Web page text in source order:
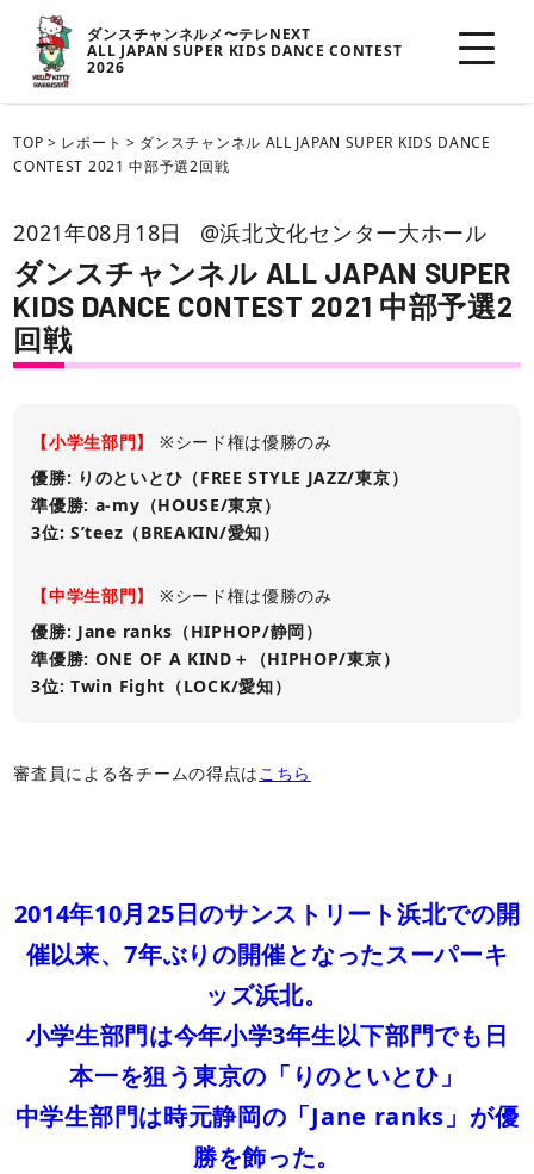
ダンスチャンネルメ〜テレNEXT
ALL JAPAN SUPER KIDS DANCE CONTEST
2026
TOP > レポート > ダンスチャンネル ALL JAPAN SUPER KIDS DANCE
CONTEST 2021 中部予選2回戦
2021年08月18日 @浜北文化センター大ホール
ダンスチャンネル ALL JAPAN SUPER
KIDS DANCE CONTEST 2021 中部予選2
回戦
【小学生部門】
※シード権は優勝のみ
優勝: りのといとひ（FREE STYLE JAZZ/東京）
準優勝: a-my（HOUSE/東京）
3位: S’teez（BREAKIN/愛知）
【中学生部門】
※シード権は優勝のみ
優勝: Jane ranks（HIPHOP/静岡）
準優勝: ONE OF A KIND＋（HIPHOP/東京）
3位: Twin Fight（LOCK/愛知）
審査員による各チームの得点はこちら
2014年10月25日のサンストリート浜北での開
催以来、7年ぶりの開催となったスーパーキ
ッズ浜北。
小学生部門は今年小学3年生以下部門でも日
本一を狙う東京の「りのといとひ」
中学生部門は時元静岡の「Jane ranks」が優
勝を飾った。